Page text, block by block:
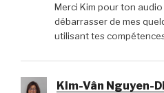
Merci Kim pour ton
débarrasser de mes
utilisant tes
Kim-Vân Nguyen-